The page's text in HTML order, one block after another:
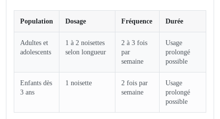
Population Dosage Fréquence Durée
Adultes et
adolescents
1 à 2 noisettes
selon longueur
2 à 3 fois
par
semaine
Usage
prolongé
possible
Enfants dès
3 ans
1 noisette
2 fois par
semaine
Usage
prolongé
possible